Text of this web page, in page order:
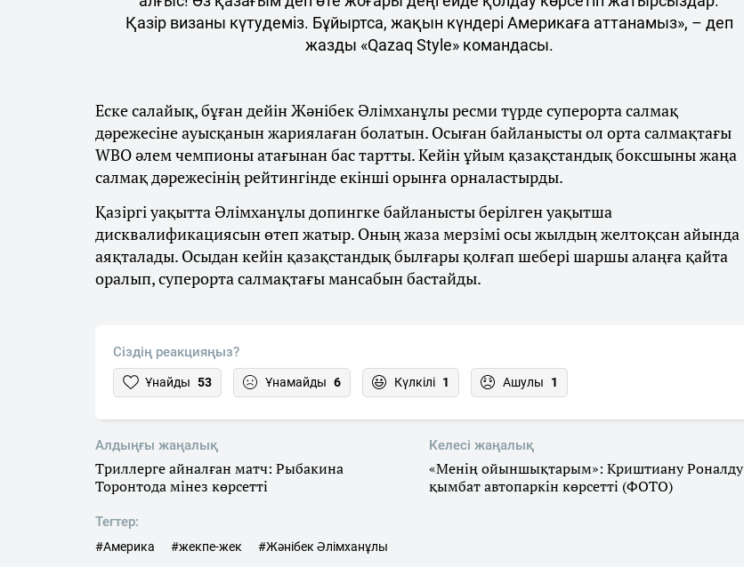
Қазір визаны күтудеміз. Бұйыртса, жақын күндері Америкаға аттанамыз», – деп
жазды «Qazaq Style» командасы.
Еске салайық, бұған дейін Жәнібек Әлімханұлы ресми түрде суперорта салмақ
дәрежесіне ауысқанын жариялаған болатын. Осыған байланысты ол орта салмақтағы
WBO әлем чемпионы атағынан бас тартты. Кейін ұйым қазақстандық боксшыны жаңа
салмақ дәрежесінің рейтингінде екінші орынға орналастырды.
Қазіргі уақытта Әлімханұлы допингке байланысты берілген уақытша
дисквалификациясын өтеп жатыр. Оның жаза мерзімі осы жылдың желтоқсан айында
аяқталады. Осыдан кейін қазақстандық былғары қолғап шебері шаршы алаңға қайта
оралып, суперорта салмақтағы мансабын бастайды.
Сіздің реакцияңыз?
Ұнайды 53 Ұнамайды 6 Күлкілі 1 Ашулы 1
Алдыңғы жаңалық
Триллерге айналған матч: Рыбакина
Торонтода мінез көрсетті
Келесі жаңалық
«Менің ойыншықтарым»: Криштиану Роналду
қымбат автопаркін көрсетті (ФОТО)
Тегтер:
#Америка #жекпе-жек #Жәнібек Әлімханұлы